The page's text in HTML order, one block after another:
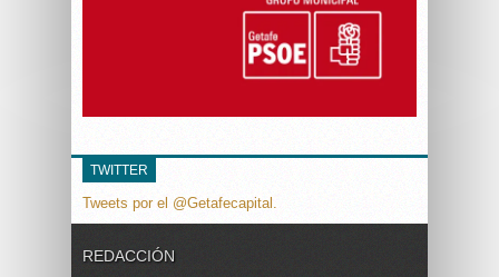
TWITTER
Tweets por el @Getafecapital.
REDACCIÓN